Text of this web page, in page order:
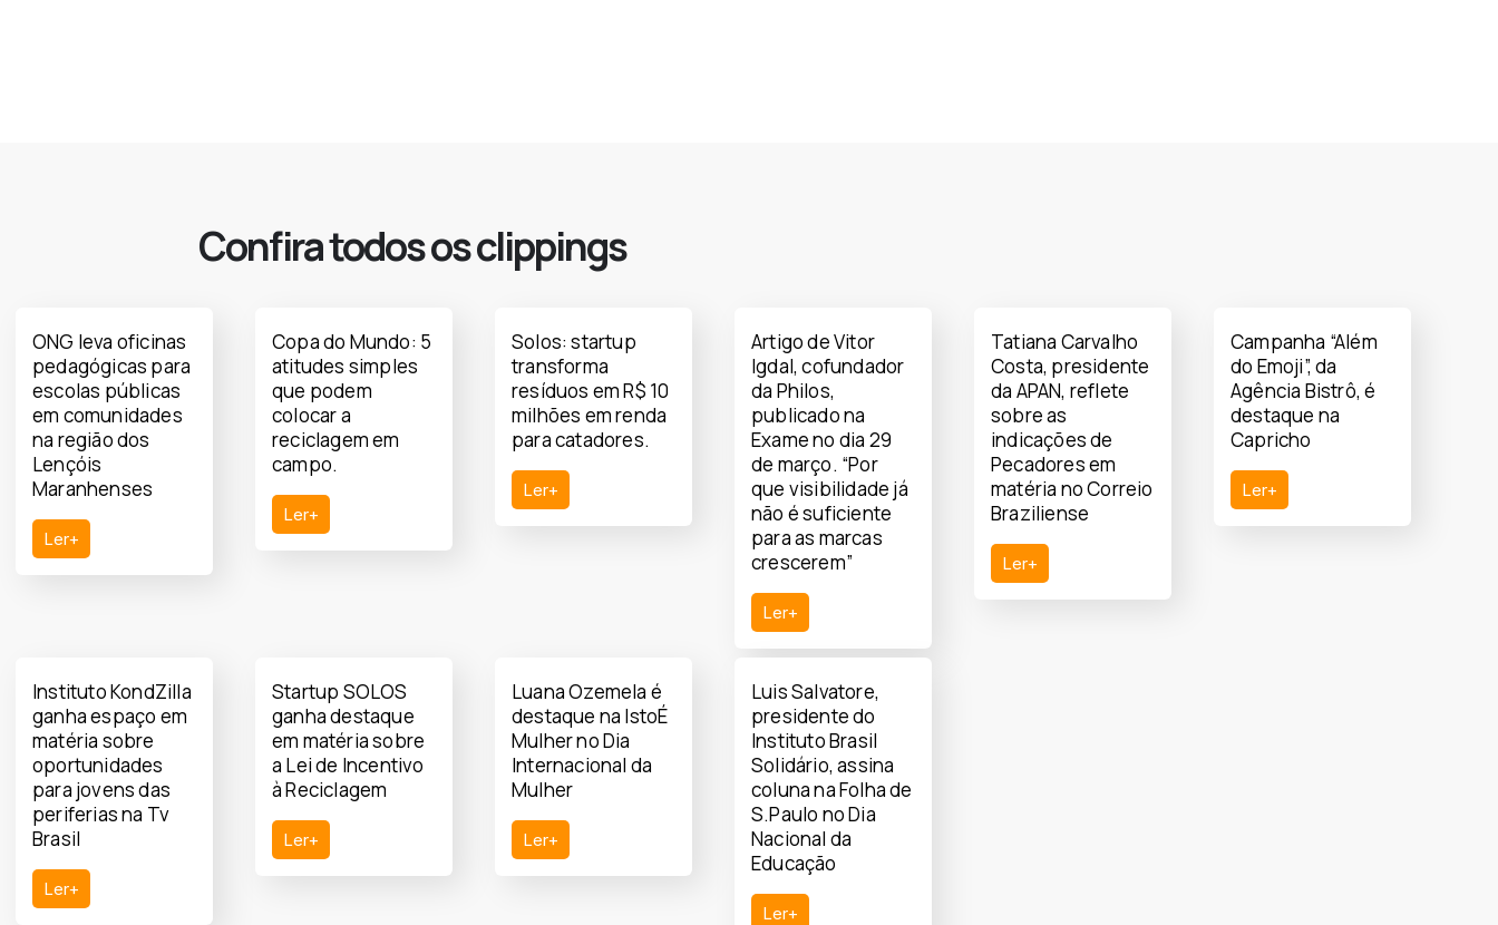
Confira todos os clippings
ONG leva oficinas
pedagógicas para
escolas públicas
em comunidades
na região dos
Lençóis
Maranhenses
Ler+
Copa do Mundo: 5
atitudes simples
que podem
colocar a
reciclagem em
campo.
Ler+
Solos: startup
transforma
resíduos em R$ 10
milhões em renda
para catadores.
Ler+
Artigo de Vitor
Igdal, cofundador
da Philos,
publicado na
Exame no dia 29
de março. “Por
que visibilidade já
não é suficiente
para as marcas
crescerem”
Ler+
Tatiana Carvalho
Costa, presidente
da APAN, reflete
sobre as
indicações de
Pecadores em
matéria no Correio
Braziliense
Ler+
Campanha “Além
do Emoji”, da
Agência Bistrô, é
destaque na
Capricho
Ler+
Instituto KondZilla
ganha espaço em
matéria sobre
oportunidades
para jovens das
periferias na Tv
Brasil
Ler+
Startup SOLOS
ganha destaque
em matéria sobre
a Lei de Incentivo
à Reciclagem
Ler+
Luana Ozemela é
destaque na IstoÉ
Mulher no Dia
Internacional da
Mulher
Ler+
Luis Salvatore,
presidente do
Instituto Brasil
Solidário, assina
coluna na Folha de
S.Paulo no Dia
Nacional da
Educação
Ler+